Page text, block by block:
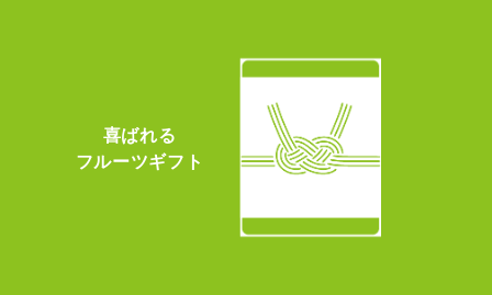
喜ばれる
フルーツギフト